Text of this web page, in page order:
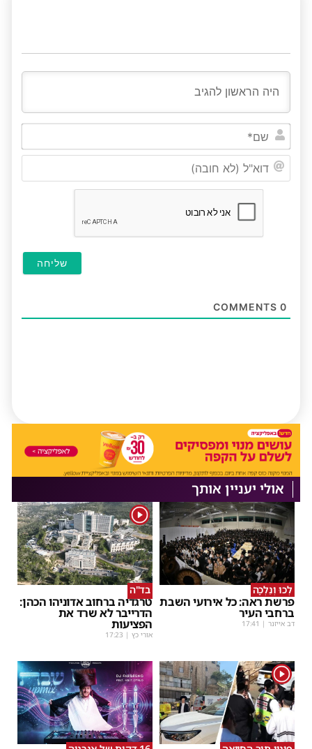
שם*
0
אולי יעניין אותך
לְכוּ וְנֵלְכָה
פרשת ראה: כל אירועי השבת
ברחבי העיר
דב אייזנר |
17:41
1
בד"ה
טרגדיה ברחוב אדוניהו הכהן:
הדרייבר לא שרד את
הפציעות
אורי כץ |
17:23
1